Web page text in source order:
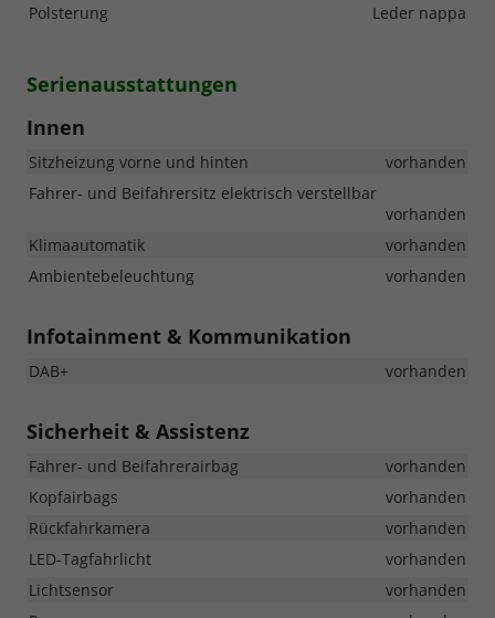
Polsterung
Leder nappa
Serienausstattungen
Innen
Sitzheizung vorne und hinten
vorhanden
Fahrer- und Beifahrersitz elektrisch verstellbar
vorhanden
Klimaautomatik
vorhanden
Ambientebeleuchtung
vorhanden
Infotainment & Kommunikation
DAB+ vorhanden
Sicherheit & Assistenz
Fahrer- und Beifahrerairbag
vorhanden
Kopfairbags
vorhanden
Rückfahrkamera
vorhanden
LED-Tagfahrlicht
vorhanden
Lichtsensor
vorhanden